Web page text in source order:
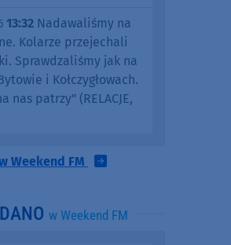
13:32 Nadawaliśmy na
Kolarze przejechali
Sprawdzaliśmy jak na
i Kołczygłowach.
nas patrzy" (RELACJE,
Weekend FM
w Weekend FM